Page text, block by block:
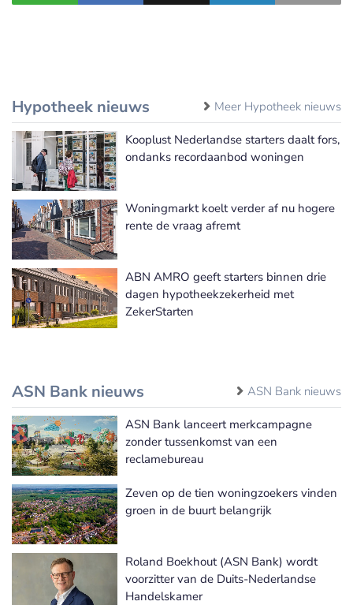
Hypotheek nieuws Meer Hypotheek nieuws
Kooplust Nederlandse starters daalt fors,
ondanks recordaanbod woningen
Woningmarkt koelt verder af nu hogere
rente de vraag afremt
ABN AMRO geeft starters binnen drie
dagen hypotheekzekerheid met
ZekerStarten
ASN Bank nieuws ASN Bank nieuws
ASN Bank lanceert merkcampagne
zonder tussenkomst van een
reclamebureau
Zeven op de tien woningzoekers vinden
groen in de buurt belangrijk
Roland Boekhout (ASN Bank) wordt
voorzitter van de Duits-Nederlandse
Handelskamer